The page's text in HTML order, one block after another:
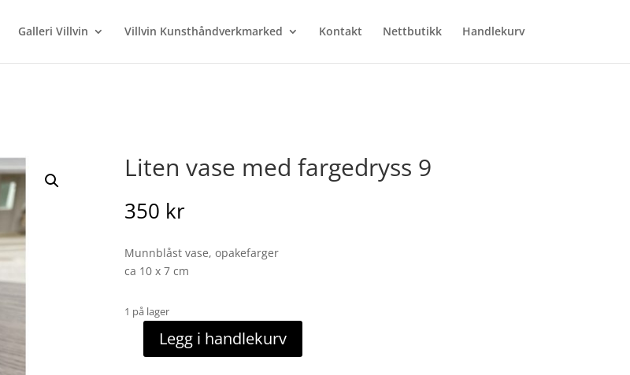
Galleri Villvin Villvin Kunsthåndverkmarked Kontakt Nettbutikk Handlekurv
Liten vase med fargedryss 9
350 kr
Munnblåst vase, opakefarger
ca 10 x 7 cm
1 på lager
Legg i handlekurv